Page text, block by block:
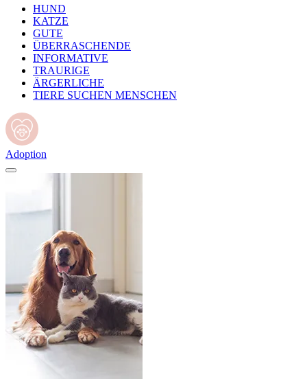
HUND
KATZE
GUTE
ÜBERRASCHENDE
INFORMATIVE
TRAURIGE
ÄRGERLICHE
TIERE SUCHEN MENSCHEN
Adoption